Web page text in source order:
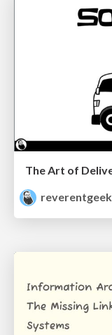
reverentgeek